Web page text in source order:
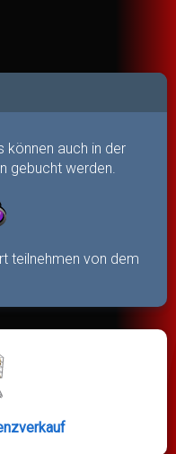
können auch in der
gebucht werden.
teilnehmen von dem